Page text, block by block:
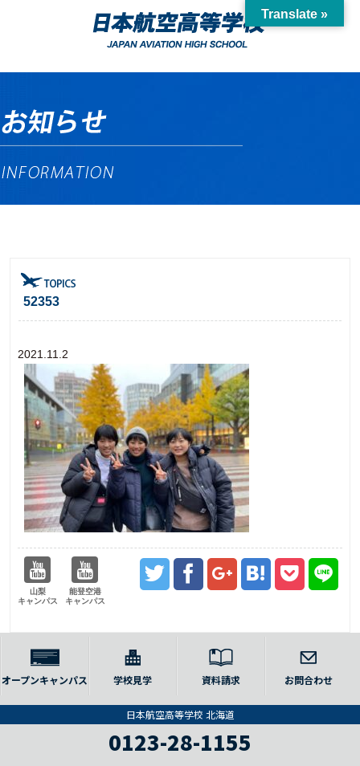
52353
2021.11.2
山梨
キャンパス
能登空港
キャンパス
オープンキャンパス 学校見学 資料請求 お問合わせ
日本航空高等学校 北海道
0123-28-1155
Translate »